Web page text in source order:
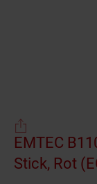
EMTEC
Stick, Rot